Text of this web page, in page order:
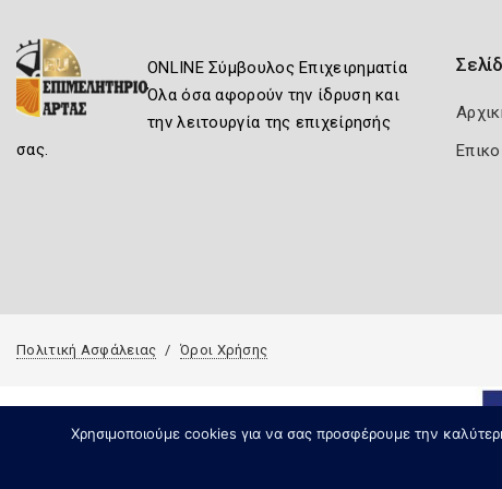
ONLINE Σύμβουλος Επιχειρηματία
Όλα όσα αφορούν την ίδρυση και
την λειτουργία της επιχείρησής
σας.
Πολιτική Ασφάλειας Όροι Χρήσης
Χρησιμοποιούμε cookies για να σας προσφέρουμε την